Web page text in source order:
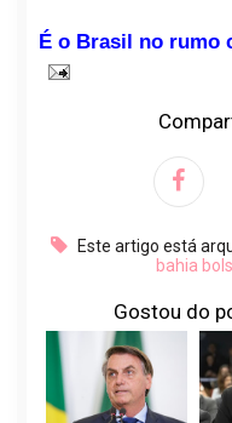
É o Brasil no rumo
Este artigo está
bahia
Gostou do